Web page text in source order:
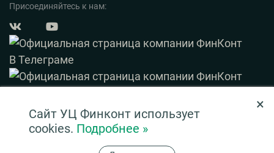
Присоединяйтесь к нам:
Нашли ошибку? Выделите ее и нажмите Ctrl+Enter
Информация на сайте ни при каких условиях не является публичной офертой,
×
Сайт УЦ Финконт использует
cookies. Подробнее »